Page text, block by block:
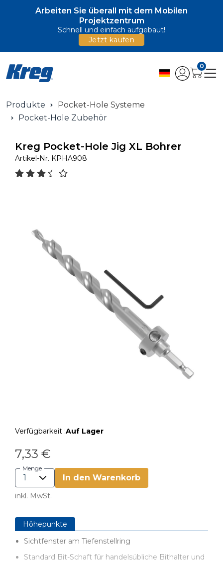
Arbeiten Sie überall mit dem Mobilen
Projektzentrum
Schnell und einfach aufgebaut!
Jetzt kaufen
0
Produkte
Pocket-Hole Systeme
Pocket-Hole Zubehör
Kreg Pocket-Hole Jig XL Bohrer
Artikel-Nr. KPHA908
Verfügbarkeit :Auf Lager
7,33 €
Menge
In den Warenkorb
inkl. MwSt.
Höhepunkte
Sichtfenster am Tiefenstellring
Standard Bit-Schaft für handelsübliche Bithalter und